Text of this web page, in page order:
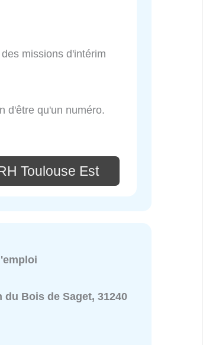
missions d'intérim
d'être qu'un numéro.
Toulouse Est
du Bois de Saget, 31240